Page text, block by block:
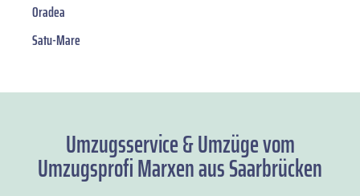
Oradea
Satu-Mare
Umzugsservice & Umzüge vom
Umzugsprofi Marxen aus Saarbrücken